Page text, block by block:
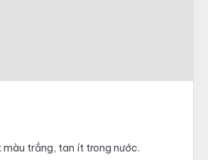
màu trắng, tan ít trong nước.